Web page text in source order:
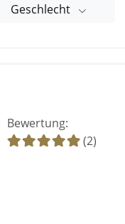
Geschlecht
Bewertung:
(2)